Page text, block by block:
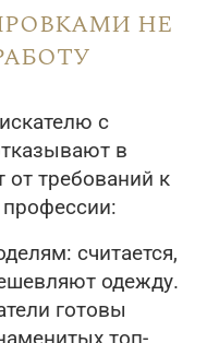
не
с
в
от требований к
считается,
одежду.
готовы